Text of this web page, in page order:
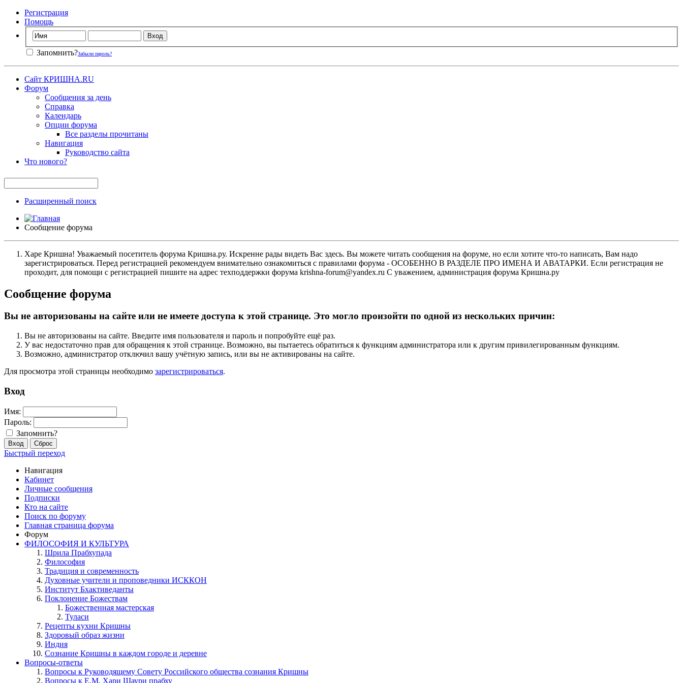
Регистрация
Помощь
Запомнить?Забыли пароль?
Сайт КРИШНА.RU
Форум
Сообщения за день
Справка
Календарь
Опции форума
Все разделы прочитаны
Навигация
Руководство сайта
Что нового?
Расширенный поиск
Сообщение форума
Харе Кришна! Уважаемый посетитель форума Кришна.ру. Искренне рады видеть Вас здесь. Вы можете читать сообщения на форуме, но если хотите что-то написать, Вам надо
зарегистрироваться. Перед регистрацией рекомендуем внимательно ознакомиться с правилами форума - ОСОБЕННО В РАЗДЕЛЕ ПРО ИМЕНА И АВАТАРКИ. Если регистрация не
проходит, для помощи с регистрацией пишите на адрес техподдержки форума krishna-forum@yandex.ru С уважением, администрация форума Кришна.ру
Сообщение форума
Вы не авторизованы на сайте или не имеете доступа к этой странице. Это могло произойти по одной из нескольких причин:
Вы не авторизованы на сайте. Введите имя пользователя и пароль и попробуйте ещё раз.
У вас недостаточно прав для обращения к этой странице. Возможно, вы пытаетесь обратиться к функциям администратора или к другим привилегированным функциям.
Возможно, администратор отключил вашу учётную запись, или вы не активированы на сайте.
Для просмотра этой страницы необходимо зарегистрироваться.
Вход
Имя:
Пароль:
Запомнить?
Быстрый переход
Навигация
Кабинет
Личные сообщения
Подписки
Кто на сайте
Поиск по форуму
Главная страница форума
Форум
ФИЛОСОФИЯ И КУЛЬТУРА
Шрила Прабхупада
Философия
Традиция и современность
Духовные учители и проповедники ИСККОН
Институт Бхактиведанты
Поклонение Божествам
Божественная мастерская
Туласи
Рецепты кухни Кришны
Здоровый образ жизни
Индия
Сознание Кришны в каждом городе и деревне
Вопросы-ответы
Вопросы к Руководящему Совету Российского общества сознания Кришны
Вопросы к Е.М. Хари Шаури прабху